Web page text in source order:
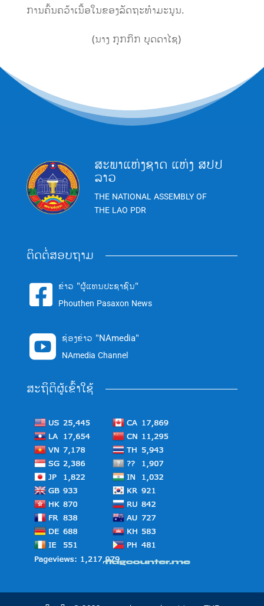
ການຄົ້ນຄວ້າເນື້ອໃນຂອງລັດຖະທຳມະນູນ.
(ນາງ ກຸກກິກ ບຸດດາໄຊ)
ສະພາແຫ່ງຊາດ ແຫ່ງ ສປປ
ລາວ
THE NATIONAL ASSEMBLY OF
THE LAO PDR
ຕິດຕໍ່ສອບຖາມ
 ຂ່າວ "ຜູ້ແທນປະຊາຊົນ"
Phouthen Pasaxon News
 ຊ່ອງຂ່າວ "NAmedia"
NAmedia Channel
ສະຖິຕິຜູ້ເຂົ້າໃຊ້